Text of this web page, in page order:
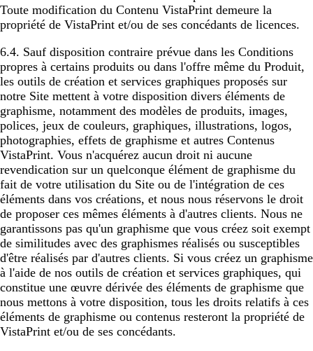
Toute modification du Contenu VistaPrint demeure la
propriété de VistaPrint et/ou de ses concédants de licences.
6.4. Sauf disposition contraire prévue dans les Conditions
propres à certains produits ou dans l'offre même du Produit,
les outils de création et services graphiques proposés sur
notre Site mettent à votre disposition divers éléments de
graphisme, notamment des modèles de produits, images,
polices, jeux de couleurs, graphiques, illustrations, logos,
photographies, effets de graphisme et autres Contenus
VistaPrint. Vous n'acquérez aucun droit ni aucune
revendication sur un quelconque élément de graphisme du
fait de votre utilisation du Site ou de l'intégration de ces
éléments dans vos créations, et nous nous réservons le droit
de proposer ces mêmes éléments à d'autres clients. Nous ne
garantissons pas qu'un graphisme que vous créez soit exempt
de similitudes avec des graphismes réalisés ou susceptibles
d'être réalisés par d'autres clients. Si vous créez un graphisme
à l'aide de nos outils de création et services graphiques, qui
constitue une œuvre dérivée des éléments de graphisme que
nous mettons à votre disposition, tous les droits relatifs à ces
éléments de graphisme ou contenus resteront la propriété de
VistaPrint et/ou de ses concédants.